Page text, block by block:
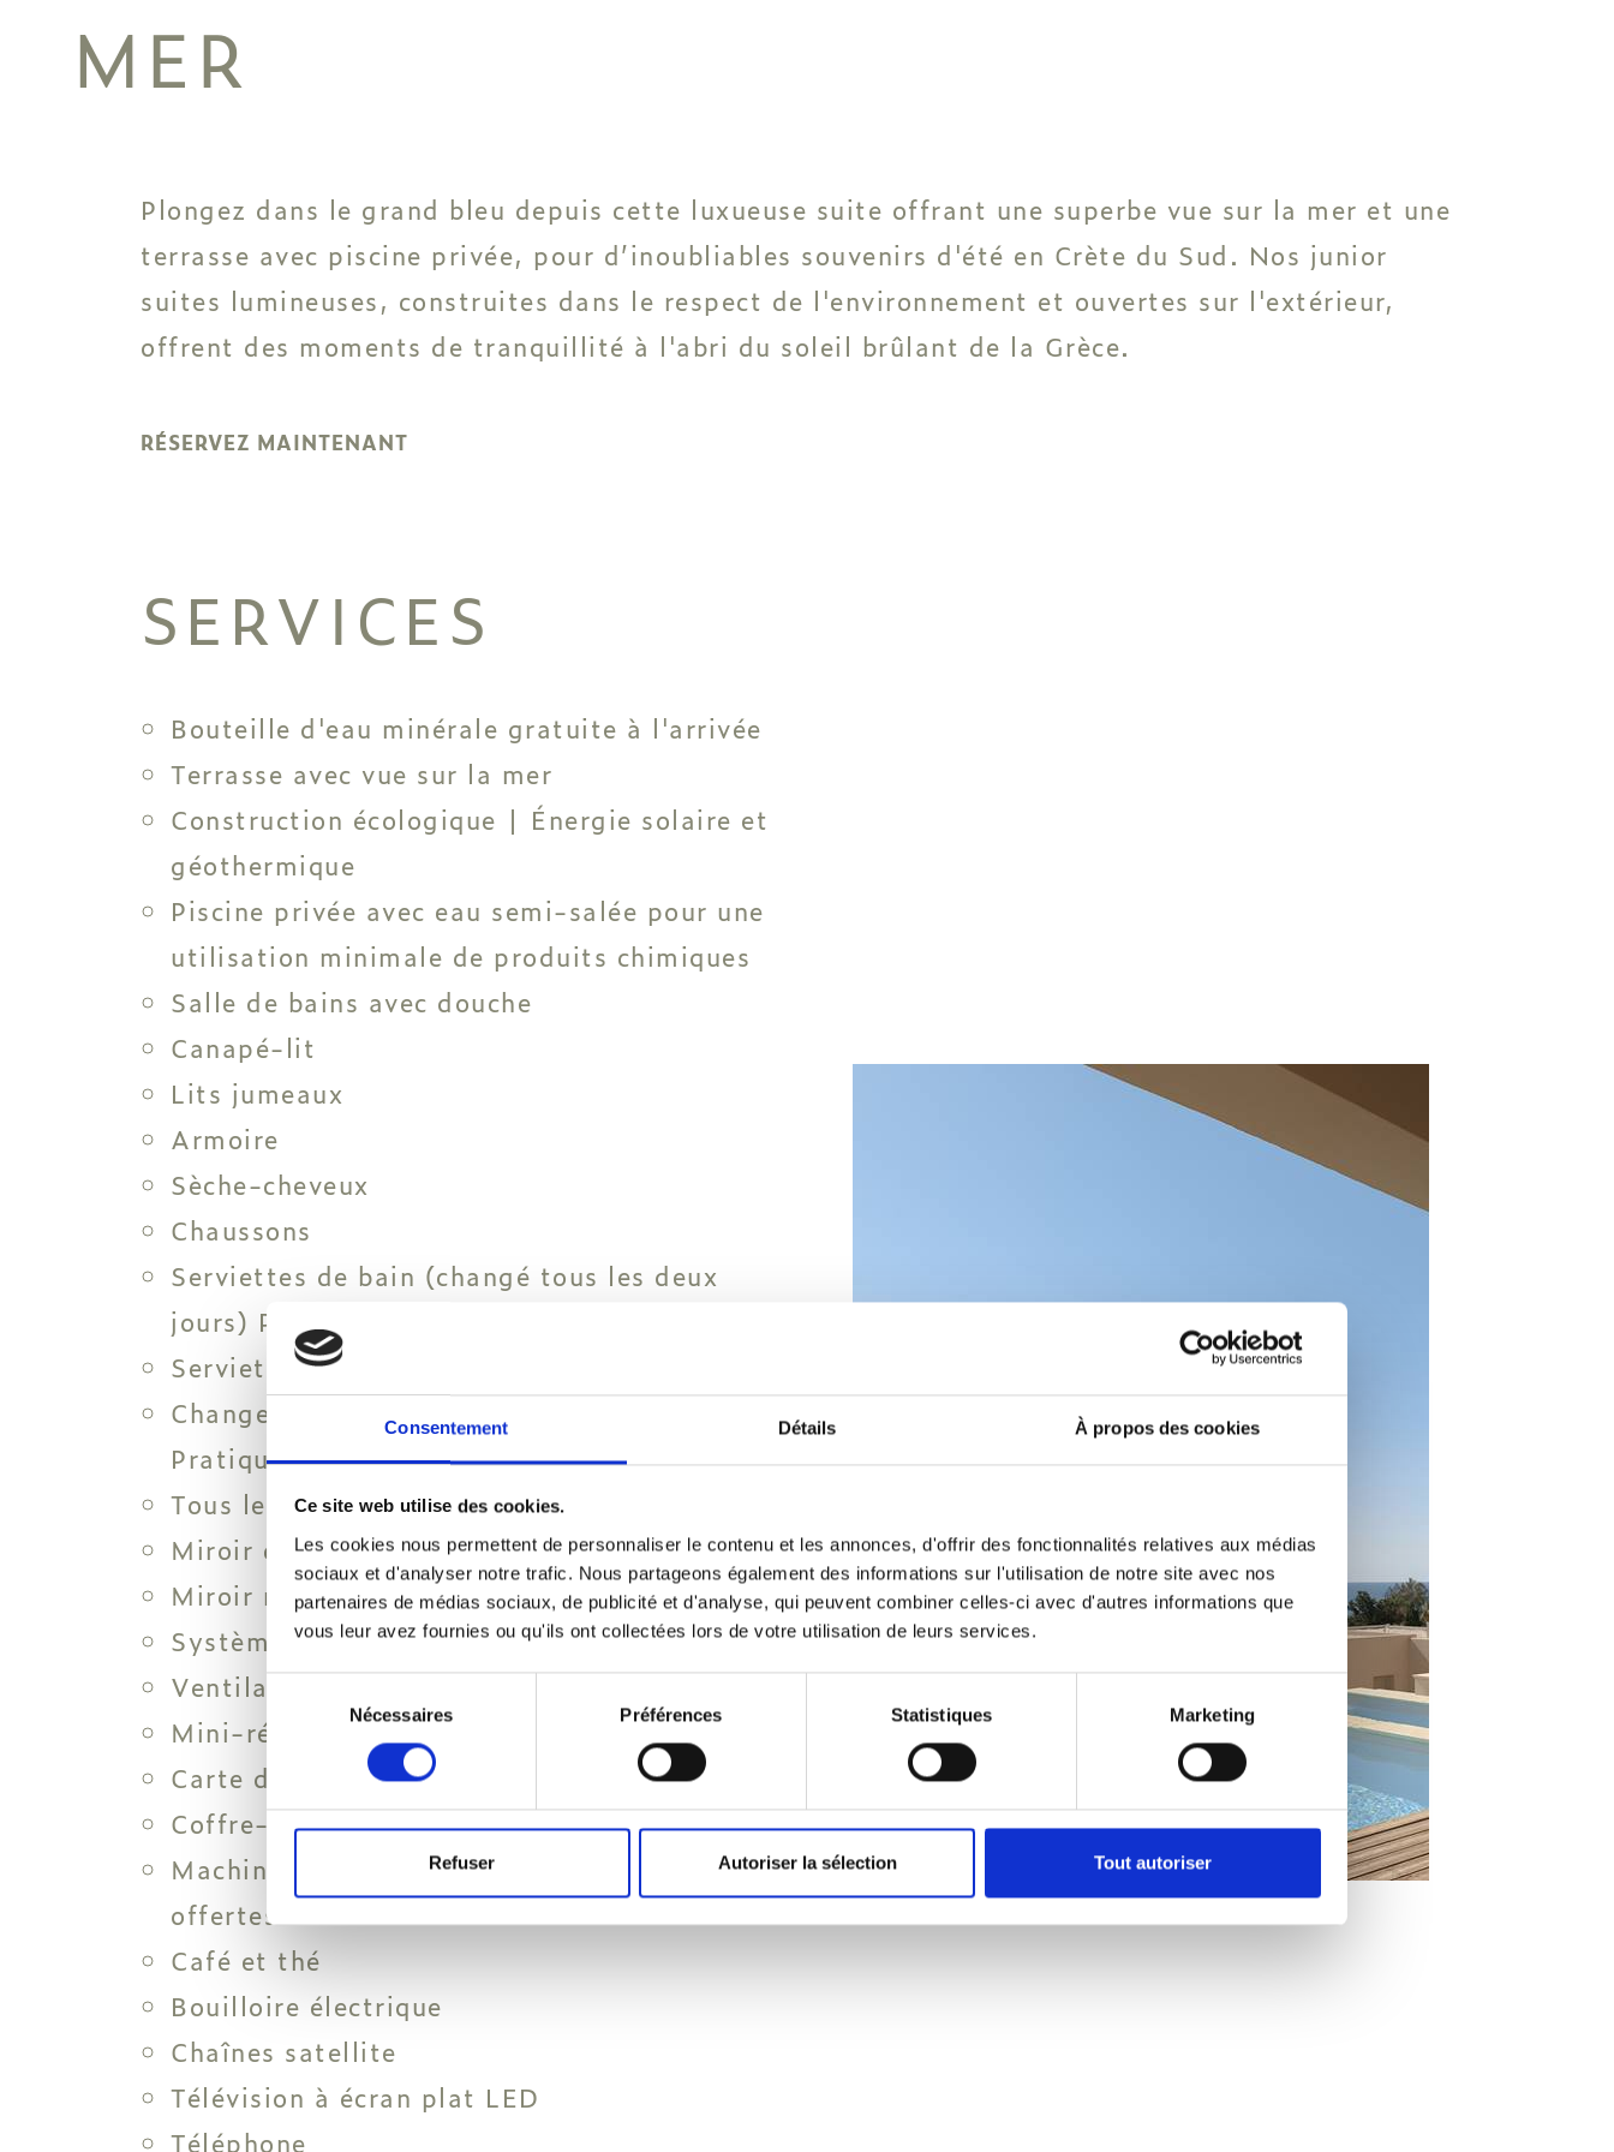
Consentement Détails À propos des cookies
Ce site web utilise des cookies.
Les cookies nous permettent de personnaliser le contenu et les annonces, d'offrir des fonctionnalités relatives aux médias
sociaux et d'analyser notre trafic. Nous partageons également des informations sur l'utilisation de notre site avec nos
partenaires de médias sociaux, de publicité et d'analyse, qui peuvent combiner celles-ci avec d'autres informations que
vous leur avez fournies ou qu'ils ont collectées lors de votre utilisation de leurs services.
consentement
Nécessaires Préférences Statistiques Marketing
Refuser Autoriser la sélection Tout autoriser
MER
Plongez dans le grand bleu depuis cette luxueuse suite offrant une superbe vue sur la mer et une
terrasse avec piscine privée, pour d’inoubliables souvenirs d'été en Crète du Sud. Nos junior
suites lumineuses, construites dans le respect de l'environnement et ouvertes sur l'extérieur,
offrent des moments de tranquillité à l'abri du soleil brûlant de la Grèce.
RÉSERVEZ MAINTENANT
SERVICES
Bouteille d'eau minérale gratuite à l'arrivée
Terrasse avec vue sur la mer
Construction écologique | Énergie solaire et
géothermique
Piscine privée avec eau semi-salée pour une
utilisation minimale de produits chimiques
Salle de bains avec douche
Canapé-lit
Lits jumeaux
Armoire
Sèche-cheveux
Chaussons
Serviettes de bain (changé tous les deux
jours) Pratiques écologiques disponibles
Serviettes de piscine
Changement de linge (tous les 4 jours).
Pratiques écologiques disponibles.
Tous les articles de toilette essentiels
Miroir cosmétique
Miroir rectangulaire
Système individuel d'air conditionné
Ventilateur de plafond
Mini-réfrigérateur
Carte d'oreillers
Coffre-fort électronique
Machine à café Nespresso avec 4 capsules
offertes à l’arrivée
Café et thé
Bouilloire électrique
Chaînes satellite
Télévision à écran plat LED
Téléphone